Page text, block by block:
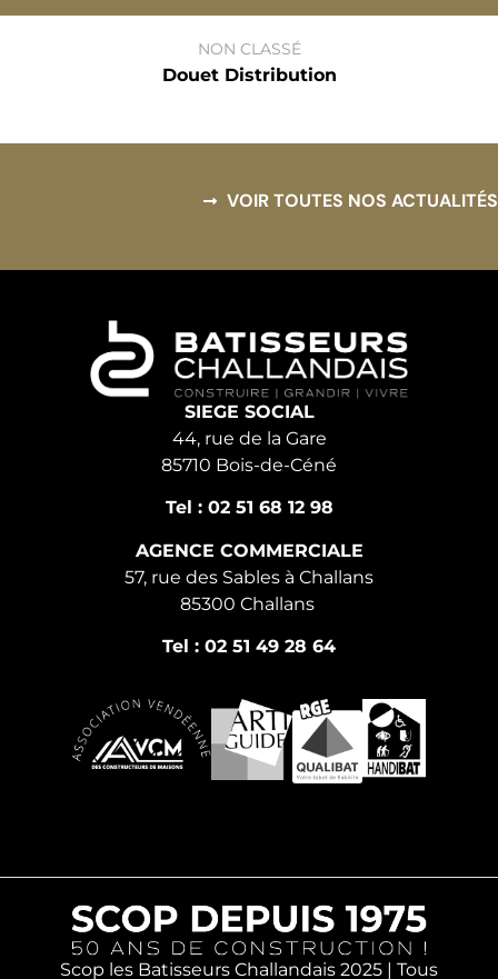
NON CLASSÉ
Douet Distribution
VOIR TOUTES NOS ACTUALITÉS
SIEGE SOCIAL
44, rue de la Gare
85710 Bois-de-Céné
Tel : 02 51 68 12 98
AGENCE COMMERCIALE
57, rue des Sables à Challans
85300 Challans
Tel : 02 51 49 28 64
Scop les Batisseurs Challandais 2025 | Tous